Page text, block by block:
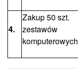
4.
Zakup 50 szt.
zestawów
komputerowych